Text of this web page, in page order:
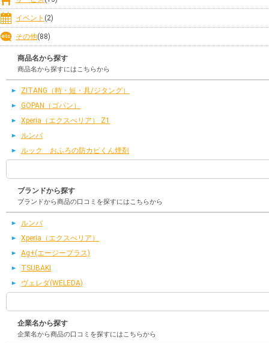
イベント (2)
その他(88)
商品名から探す
商品名から探すにはこちらから
ZITANG（時・短・具/ジタング）
GOPAN（ゴパン）
Xperia（エクスぺリア） Z1
ルンバ
ルック おふろの防カビくん煙剤
ブランドから探す
ブランドから商品の口コミを探すにはこちらから
ルンバ
Xperia（エクスぺリア）
Ag+(エージープラス)
TSUBAKI
ヴェレダ(WELEDA)
企業名から探す
企業名から商品の口コミを探すにはこちらから